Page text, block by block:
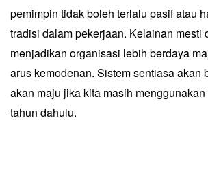
pemimpin tidak boleh terlalu pasif atau
tradisi dalam pekerjaan. Kelainan mesti
menjadikan organisasi lebih berdaya
arus kemodenan. Sistem sentiasa akan
akan maju jika kita masih
tahun dahulu.